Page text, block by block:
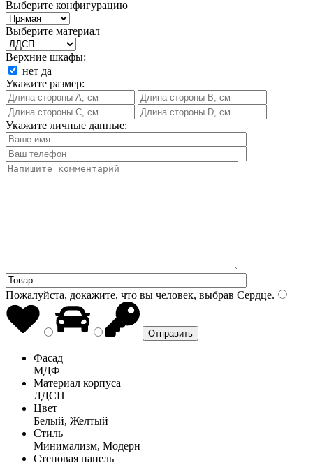
Выберите конфигурацию
Выберите материал
Верхние шкафы:
нет да
Укажите размер:
Укажите личные данные:
Пожалуйста, докажите, что вы человек, выбрав Сердце.
Фасад
МДФ
Материал корпуса
ЛДСП
Цвет
Белый, Желтый
Стиль
Минимализм, Модерн
Стеновая панель